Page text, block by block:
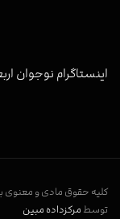
اینستاگرام نوجوان
کلیه حقوق مادی و معنوی
توسطمرکزداده مبین